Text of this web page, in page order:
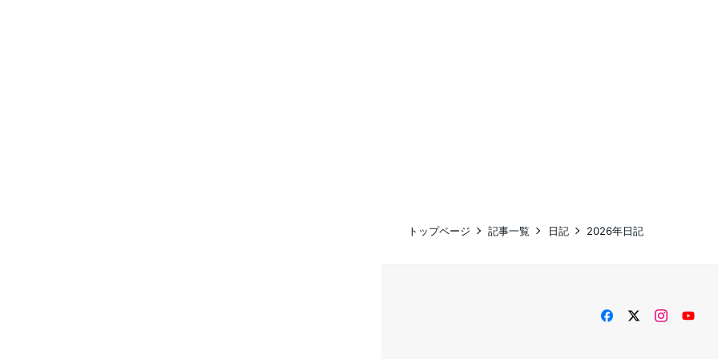
トップページ 記事一覧 日記 2026年日記
facebooktwitter